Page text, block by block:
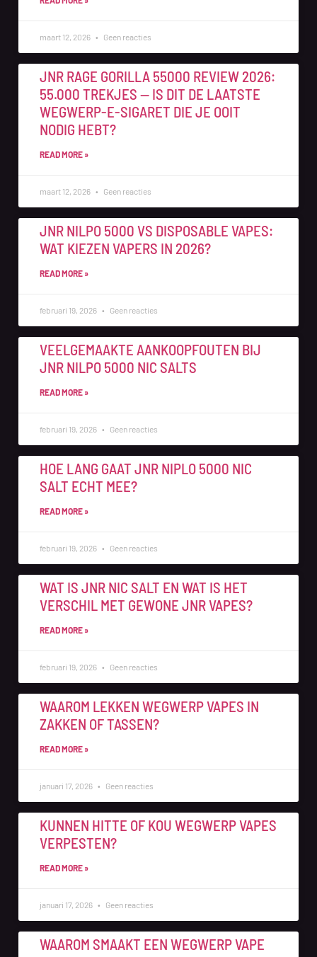
maart 12, 2026 Geen reacties
JNR RAGE GORILLA 55000 REVIEW 2026:
55.000 TREKJES — IS DIT DE LAATSTE
WEGWERP-E-SIGARET DIE JE OOIT
NODIG HEBT?
READ MORE »
maart 12, 2026 Geen reacties
JNR NILPO 5000 VS DISPOSABLE VAPES:
WAT KIEZEN VAPERS IN 2026?
READ MORE »
februari 19, 2026 Geen reacties
VEELGEMAAKTE AANKOOPFOUTEN BIJ
JNR NILPO 5000 NIC SALTS
READ MORE »
februari 19, 2026 Geen reacties
HOE LANG GAAT JNR NIPLO 5000 NIC
SALT ECHT MEE?
READ MORE »
februari 19, 2026 Geen reacties
WAT IS JNR NIC SALT EN WAT IS HET
VERSCHIL MET GEWONE JNR VAPES?
READ MORE »
februari 19, 2026 Geen reacties
WAAROM LEKKEN WEGWERP VAPES IN
ZAKKEN OF TASSEN?
READ MORE »
januari 17, 2026 Geen reacties
KUNNEN HITTE OF KOU WEGWERP VAPES
VERPESTEN?
READ MORE »
januari 17, 2026 Geen reacties
WAAROM SMAAKT EEN WEGWERP VAPE